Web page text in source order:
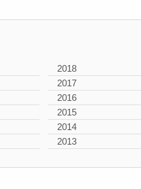
2018
2017
2016
2015
2014
2013